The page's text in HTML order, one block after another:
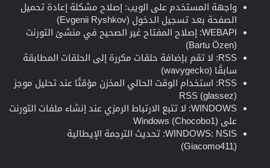
واجهة المستخدم على الويب: إصلاح مشكلة إعادة تحميل
الصفحة بعد تسجيل الدخول (Evgenii Ryshkov)
WEBAPI: إصلاح المفتاح غير الصحيح في منشئ التورنت
(Bartu Özen)
RSS: لا تقم بإضافة حلقات مكررة إلى الحلقات المطابقة
سابقًا (wavygecko)
RSS: استخدام الوقت الحالي المخزن مؤقتًا عند تحليل موجز
RSS (glassez)
WINDOWS: لا تتبع الارتباط الرمزي عند إنشاء ملفات التورنت
على Windows (Chocobo1)
WINDOWS: NSIS: تحديث الترجمة الإيطالية
(Giacomo411)